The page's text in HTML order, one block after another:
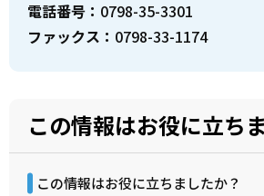
電話番号： 0798-35-3301
ファックス： 0798-33-1174
この情報はお役に立ち
この情報はお役に立ちましたか？